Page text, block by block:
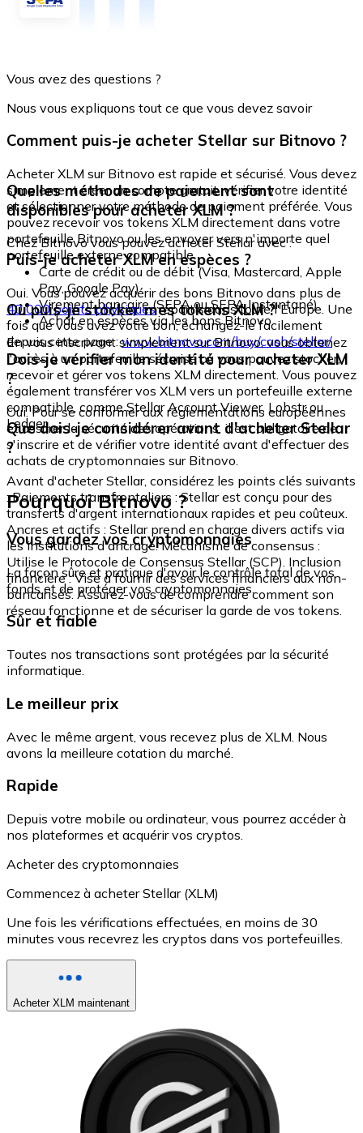
Vous avez des questions ?
Nous vous expliquons tout ce que vous devez savoir
Comment puis-je acheter Stellar sur Bitnovo ?
Acheter XLM sur Bitnovo est rapide et sécurisé. Vous devez
simplement créer un compte gratuit, vérifier votre identité
et sélectionner votre méthode de paiement préférée. Vous
pouvez recevoir vos tokens XLM directement dans votre
portefeuille Bitnovo ou les envoyer vers n'importe quel
portefeuille externe compatible.
Quelles méthodes de paiement sont
disponibles pour acheter XLM ?
Chez Bitnovo vous pouvez acheter Stellar avec :
Carte de crédit ou de débit (Visa, Mastercard, Apple
Pay, Google Pay)
Virement bancaire (SEPA ou SEPA Instantané)
Achat en espèces via les bons Bitnovo
Puis-je acheter XLM en espèces ?
Oui. Vous pouvez acquérir des bons Bitnovo dans plus de
40 000 points physiquesrépartis dans toute l'Europe. Une
fois que vous avez votre bon, échangez-le facilement
depuis cette page :www.bitnovo.com/buy/cash/stellar/
Où puis-je stocker mes tokens XLM ?
En vous inscrivant simplement sur Bitnovo, vous obtenez
l'accès à un portefeuille sécurisé où vous pouvez stocker,
recevoir et gérer vos tokens XLM directement. Vous pouvez
également transférer vos XLM vers un portefeuille externe
compatible, comme Stellar Account Viewer, Lobstr ou
Ledger.
Dois-je vérifier mon identité pour acheter XLM
?
Oui. Pour se conformer aux réglementations européennes
et assurer la sécurité des opérations, il est obligatoire de
s'inscrire et de vérifier votre identité avant d'effectuer des
achats de cryptomonnaies sur Bitnovo.
Que dois-je considérer avant d'acheter Stellar
?
Avant d'acheter Stellar, considérez les points clés suivants
: Paiements transfrontaliers : Stellar est conçu pour des
transferts d'argent internationaux rapides et peu coûteux.
Ancres et actifs : Stellar prend en charge divers actifs via
les institutions d'ancrage. Mécanisme de consensus :
Utilise le Protocole de Consensus Stellar (SCP). Inclusion
financière : Vise à fournir des services financiers aux non-
bancarisés. Assurez-vous de comprendre comment son
réseau fonctionne et de sécuriser la garde de vos tokens.
Pourquoi Bitnovo ?
Vous gardez vos cryptomonnaies
La façon sûre et pratique d'avoir le contrôle total de vos
fonds et de protéger vos cryptomonnaies.
Sûr et fiable
Toutes nos transactions sont protégées par la sécurité
informatique.
Le meilleur prix
Avec le même argent, vous recevez plus de XLM. Nous
avons la meilleure cotation du marché.
Rapide
Depuis votre mobile ou ordinateur, vous pourrez accéder à
nos plateformes et acquérir vos cryptos.
Acheter des cryptomonnaies
Commencez à acheter Stellar (XLM)
Une fois les vérifications effectuées, en moins de 30
minutes vous recevrez les cryptos dans vos portefeuilles.
Acheter XLM maintenant